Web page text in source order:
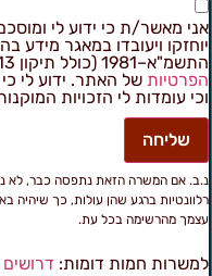
מאשר/ת כי ידוע לי
ויעובדו במאגר מידע
(כולל תיקון 13), ולמטרות המפורטות ב
של האתר. ידוע לי כי
עומדות לי הזכויות
שליחה
אם המשרה הזאת נתפסה כבר, לא
ברגע שהן עולות, כך שיהיה
מהרשימה בכל עת.
חמות דומות:דרושים